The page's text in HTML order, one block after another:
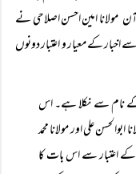
مولانا امین احسن اصلاحی نے
اخبار کے معیار و اعتبار دونوں
نام سے نکلا ہے۔ اس
علی اور مولانا محمد
کے اعتبار سے اس بات کا